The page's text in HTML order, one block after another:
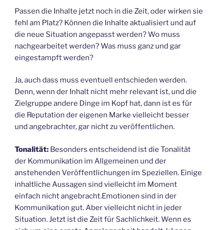
Passen die Inhalte jetzt noch in die Zeit, oder wirken sie
fehl am Platz? Können die Inhalte aktualisiert und auf
die neue Situation angepasst werden? Wo muss
nachgearbeitet werden? Was muss ganz und gar
eingestampft werden?
Ja, auch dass muss eventuell entschieden werden.
Denn, wenn der Inhalt nicht mehr relevant ist, und die
Zielgruppe andere Dinge im Kopf hat, dann ist es für
die Reputation der eigenen Marke vielleicht besser
und angebrachter, gar nicht zu veröffentlichen.
Tonalität: Besonders entscheidend ist die Tonalität
der Kommunikation im Allgemeinen und der
anstehenden Veröffentlichungen im Speziellen. Einige
inhaltliche Aussagen sind vielleicht im Moment
einfach nicht angebracht.Emotionen sind in der
Kommunikation gut. Aber vielleicht nicht in jeder
Situation. Jetzt ist die Zeit für Sachlichkeit. Wenn es